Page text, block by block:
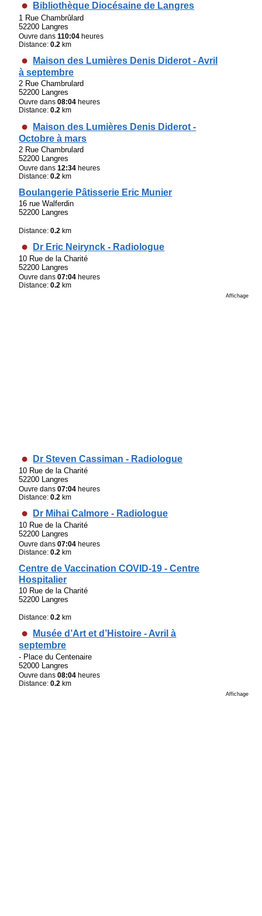
Bibliothèque Diocésaine de Langres
1 Rue Chambrûlard
52200 Langres
Ouvre dans110:04 heures
Distance:0.2 km
Maison des Lumières Denis Diderot - Avril
à septembre
2 Rue Chambrulard
52200 Langres
Ouvre dans08:04 heures
Distance:0.2 km
Maison des Lumières Denis Diderot -
Octobre à mars
2 Rue Chambrulard
52200 Langres
Ouvre dans12:34 heures
Distance:0.2 km
Boulangerie Pâtisserie Eric Munier
16 rue Walferdin
52200 Langres
Distance:0.2 km
Dr Eric Neirynck - Radiologue
10 Rue de la Charité
52200 Langres
Ouvre dans07:04 heures
Distance:0.2 km
Affichage
Dr Steven Cassiman - Radiologue
10 Rue de la Charité
52200 Langres
Ouvre dans07:04 heures
Distance:0.2 km
Dr Mihai Calmore - Radiologue
10 Rue de la Charité
52200 Langres
Ouvre dans07:04 heures
Distance:0.2 km
Centre de Vaccination COVID-19 - Centre
Hospitalier
10 Rue de la Charité
52200 Langres
Distance:0.2 km
Musée d’Art et d’Histoire - Avril à
septembre
- Place du Centenaire
52000 Langres
Ouvre dans08:04 heures
Distance:0.2 km
Affichage